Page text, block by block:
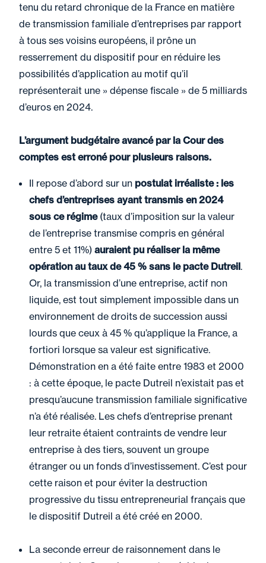
tenu du retard chronique de la France en matière
de transmission familiale d’entreprises par rapport
à tous ses voisins européens, il prône un
resserrement du dispositif pour en réduire les
possibilités d’application au motif qu’il
représenterait une » dépense fiscale » de 5 milliards
d’euros en 2024.
L’argument budgétaire avancé par la Cour des
comptes est erroné pour plusieurs raisons.
Il repose d’abord sur un postulat irréaliste : les
chefs d’entreprises ayant transmis en 2024
sous ce régime (taux d’imposition sur la valeur
de l’entreprise transmise compris en général
entre 5 et 11%) auraient pu réaliser la même
opération au taux de 45 % sans le pacte Dutreil.
Or, la transmission d’une entreprise, actif non
liquide, est tout simplement impossible dans un
environnement de droits de succession aussi
lourds que ceux à 45 % qu’applique la France, a
fortiori lorsque sa valeur est significative.
Démonstration en a été faite entre 1983 et 2000
: à cette époque, le pacte Dutreil n’existait pas et
presqu’aucune transmission familiale significative
n’a été réalisée. Les chefs d’entreprise prenant
leur retraite étaient contraints de vendre leur
entreprise à des tiers, souvent un groupe
étranger ou un fonds d’investissement. C’est pour
cette raison et pour éviter la destruction
progressive du tissu entrepreneurial français que
le dispositif Dutreil a été créé en 2000.
La seconde erreur de raisonnement dans le